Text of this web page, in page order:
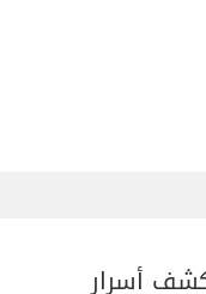
أسرار